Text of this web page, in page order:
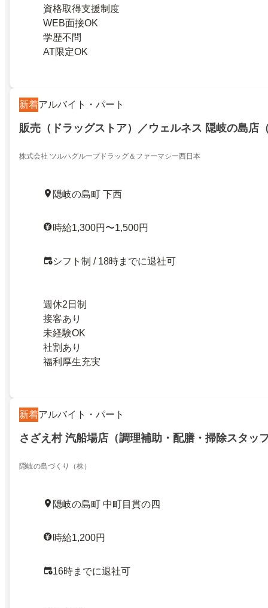
資格取得支援制度
WEB面接OK
学歴不問
AT限定OK
新着アルバイト・パート
販売（ドラッグストア）／ウェルネス 隠岐の島店
株式会社 ツルハグループドラッグ＆ファーマシー西日本
隠岐の島町 下西
時給1,300円〜1,500円
シフト制 / 18時までに退社可
週休2日制
接客あり
未経験OK
社割あり
福利厚生充実
新着アルバイト・パート
さざえ村 汽船場店（調理補助・配膳・掃除スタッ
隠岐の島づくり（株）
隠岐の島町 中町目貫の四
時給1,200円
16時までに退社可